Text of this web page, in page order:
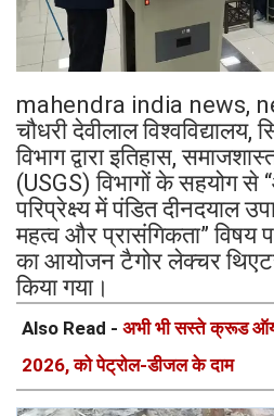
mahendra india news,
चौधरी देवीलाल विश्वविद्यालय,
विभाग द्वारा इतिहास,
(USGS) विभागों के सहयोग
परिप्रेक्ष्य में पंडित दीनदयाल
महत्व और प्रासंगिकता” विषय
का आयोजन टैगोर लेक्चर
किया गया।
Also Read - अभी भी सस्ते क्रूड
2026, को पेट्रोल-डीजल के दाम